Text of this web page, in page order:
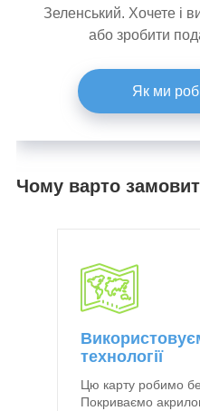
Зеленський. Хочете і
або зробити
Як ми
Чому варто
технології
Цю карту робимо
Покриваємо